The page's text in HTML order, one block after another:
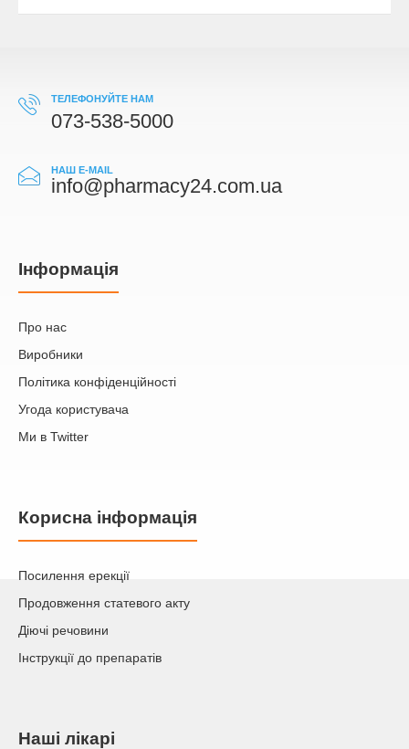
ТЕЛЕФОНУЙТЕ НАМ
073-538-5000
НАШ E-MAIL
info@pharmacy24.com.ua
Iнформація
Про нас
Виробники
Політика конфіденційності
Угода користувача
Ми в Twitter
Корисна інформація
Посилення ерекції
Продовження статевого акту
Діючі речовини
Інструкції до препаратів
Наші лікарі